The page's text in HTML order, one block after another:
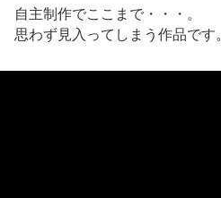
自主制作でここまで・・・。
思わず見入ってしまう作品です。